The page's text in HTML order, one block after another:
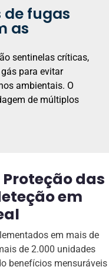
de fugas
as
sentinelas críticas,
para evitar
ambientais. O
de múltiplos
das
em
em mais de
de 2.000 unidades
benefícios mensuráveis